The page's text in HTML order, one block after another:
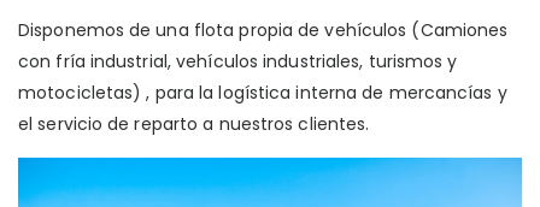
Disponemos de una flota propia de vehículos (Camiones
con fría industrial, vehículos industriales, turismos y
motocicletas) , para la logística interna de mercancías y
el servicio de reparto a nuestros clientes.